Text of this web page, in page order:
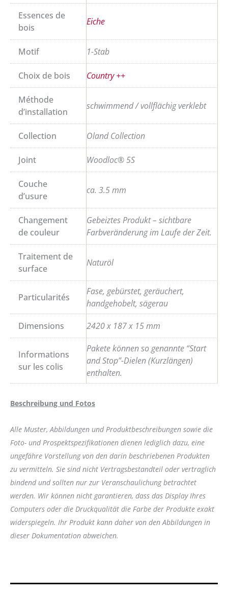
Essences de
bois
Eiche
Motif 1-Stab
Choix de bois Country ++
Méthode
d’installation
schwimmend / vollflächig verklebt
Collection Oland Collection
Joint Woodloc® 5S
Couche
d’usure
ca. 3.5 mm
Changement
de couleur
Gebeiztes Produkt – sichtbare
Farbveränderung im Laufe der Zeit.
Traitement de
surface
Naturöl
Particularités
Fase, gebürstet, geräuchert,
handgehobelt, sägerau
Dimensions
2420 x 187 x 15 mm
Informations
sur les colis
Pakete können so genannte “Start
and Stop”-Dielen (Kurzlängen)
enthalten.
Beschreibung und Fotos
Alle Muster, Abbildungen und Produktbeschreibungen sowie die
Foto- und Prospektspezifikationen dienen lediglich dazu, eine
ungefähre Vorstellung von den darin beschriebenen Produkten
zu vermitteln. Sie sind nicht Vertragsbestandteil oder vertraglich
bindend und sollten nur zur Veranschaulichung betrachtet
werden. Wir können nicht garantieren, dass das Display Ihres
Computers oder die Druckqualität die Farbe der Produkte exakt
widerspiegeln. Ihr Produkt kann daher von den Abbildungen in
dieser Dokumentation abweichen.